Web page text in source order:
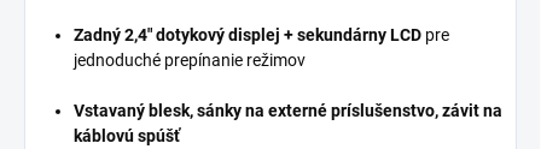
Zadný 2,4" dotykový displej + sekundárny LCD pre
jednoduché prepínanie režimov
Vstavaný blesk, sánky na externé príslušenstvo, závit na
káblovú spúšť